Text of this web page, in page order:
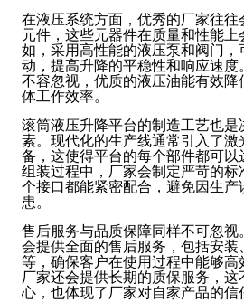
在液压系统方面，优秀的厂家往往
元件，这些元器件在质量和性能上
如，采用高性能的液压泵和阀门，
动，提高升降的平稳性和响应速
不容忽视，优质的液压油能有效
体工作效率。
滚筒液压升降平台的制造工艺也是
素。现代化的生产线通常引入了
备，这使得平台的每个部件都可以
组装过程中，厂家会制定严苛的
个接口都能紧密配合，避免因生产
患。
售后服务与品质保障同样不可忽视
会提供全面的售后服务，包括安装
等，确保客户在使用过程中能够高
厂家还会提供长期的质保服务，
心，也体现了厂家对自家产品的信